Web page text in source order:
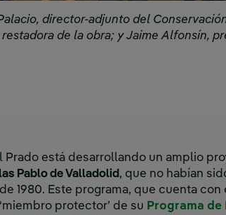
director-adjunto del
de la obra; y Jaime Alfonsín,
Prado está desarrollando un amplio
Pablo de Valladolid , que no habían
1980. Este programa, que cuenta
protector’ de su Programa